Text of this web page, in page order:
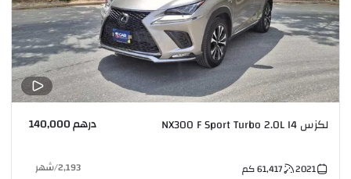
لكزس NX300 F Sport Turbo 2.0L I4 درهم 140,000
2021
61,417كم 2,193
/شهر